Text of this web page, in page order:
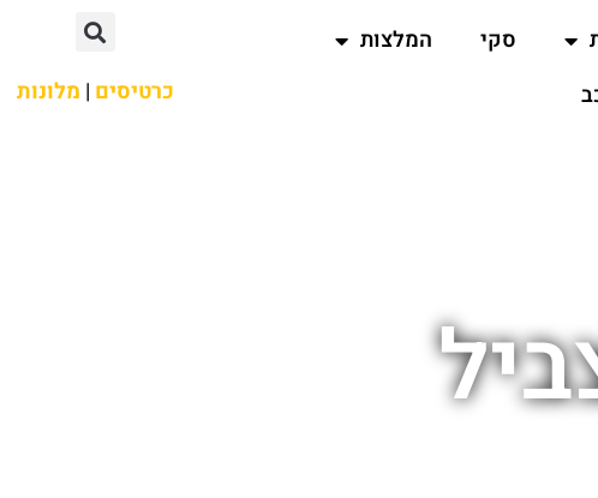
סקי
המלצות
כרטיסים | מלונות